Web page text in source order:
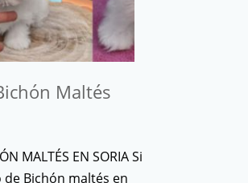
Maltés
MALTÉS EN SORIA Si
Bichón maltés en